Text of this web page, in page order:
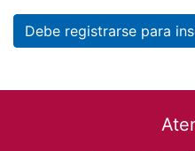
Debe registrarse para